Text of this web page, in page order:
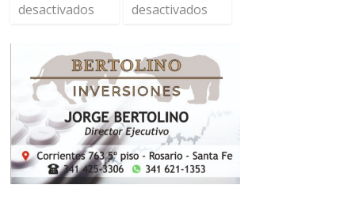
desactivados
desactivados